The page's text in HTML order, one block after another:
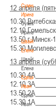
Сумникова
Ирина
Сумникова
Ирина
Швайбович
Елена
Швайбович
Елена
Едешко
Иван
Едешко
Иван
12 апреля
10.30
12.10
13.50 г.Минск-
15.30
13 апреля
10.30
12.10
13.50
15.30